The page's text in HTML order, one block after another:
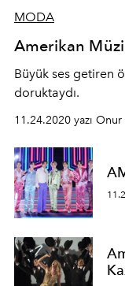
MODA
Amerikan
Büyük ses getiren
doruktaydı.
11.24.2020 yazı Onur